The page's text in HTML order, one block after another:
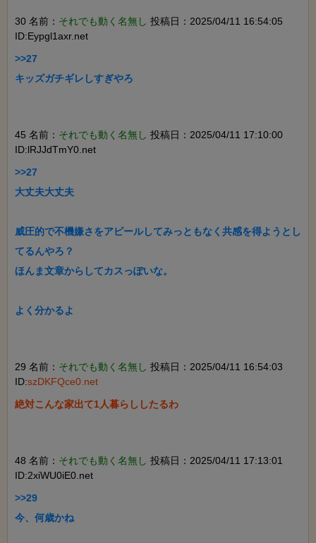
30 名前： それでも動く名無し 投稿日：2025/04/11 16:54:05
ID:Eypgl1axr.net
>>27
キッズガチギレしすぎやろ
45 名前： それでも動く名無し 投稿日：2025/04/11 17:10:00
ID:lRJJdTmY0.net
>>27
大丈夫大丈夫
威圧的で不機嫌さをアピールしてみっともなく共感を得ようとし
てるんやろ？
ほんま文章からしてカスっぽいな。
よく分かるよ
29 名前： それでも動く名無し 投稿日：2025/04/11 16:54:03
ID:szDKFQce0.net
絶対こんな家出て1人暮らししたるわ
48 名前： それでも動く名無し 投稿日：2025/04/11 17:13:01
ID:2xiWU0iE0.net
>>29
今、何歳かね